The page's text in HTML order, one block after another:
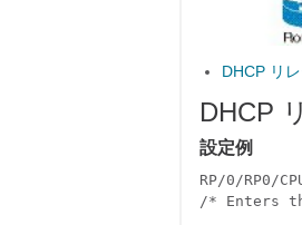
DHCP リ
DHCP
設定例
RP/0/RP0/
/* Enters